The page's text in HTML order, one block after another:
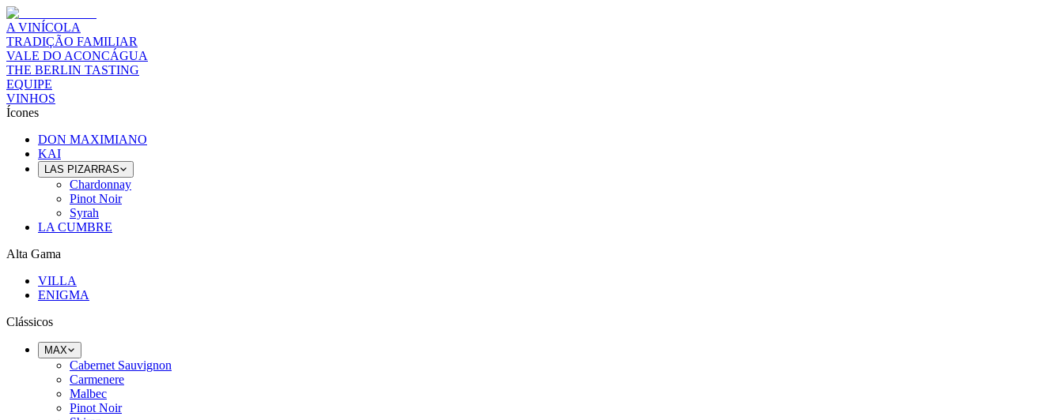
A VINÍCOLA
TRADIÇÃO FAMILIAR
VALE DO ACONCÁGUA
THE BERLIN TASTING
EQUIPE
VINHOS
Ícones
DON MAXIMIANO
KAI
LAS PIZARRAS
Chardonnay
Pinot Noir
Syrah
LA CUMBRE
Alta Gama
VILLA
ENIGMA
Clássicos
MAX
Cabernet Sauvignon
Carmenere
Malbec
Pinot Noir